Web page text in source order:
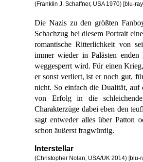
(Franklin J. Schaffner, USA 1970) [blu-
Die Nazis zu den größten
Schachzug bei diesem Portrait
romantische Ritterlichkeit von
immer wieder in Palästen
weggesperrt wird. Für einen
er sonst verliert, ist er noch gut,
nicht. So einfach die Dualität,
von Erfolg in die
Charakterzüge dabei eben den
sagt entweder alles über Patton
schon äußerst fragwürdig.
Interstellar
(Christopher Nolan, USA/UK 2014) [blu-